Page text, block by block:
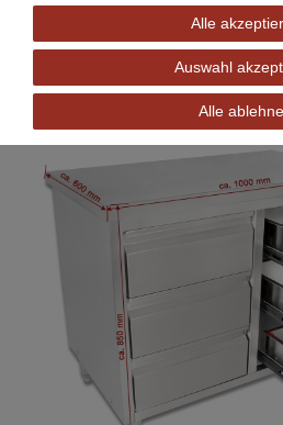
Modell BSS-100:
Alle
Auswahl
Alle